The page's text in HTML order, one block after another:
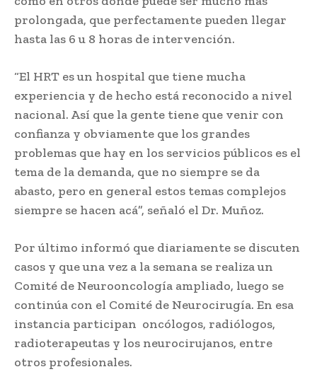
prolongada, que perfectamente pueden llegar
hasta las 6 u 8 horas de intervención.
“El HRT es un hospital que tiene mucha
experiencia y de hecho está reconocido a nivel
nacional. Así que la gente tiene que venir con
confianza y obviamente que los grandes
problemas que hay en los servicios públicos es el
tema de la demanda, que no siempre se da
abasto, pero en general estos temas complejos
siempre se hacen acá”, señaló el Dr. Muñoz.
Por último informó que diariamente se discuten
casos y que una vez a la semana se realiza un
Comité de Neurooncología ampliado, luego se
continúa con el Comité de Neurocirugía. En esa
instancia participan oncólogos, radiólogos,
radioterapeutas y los neurocirujanos, entre
otros profesionales.